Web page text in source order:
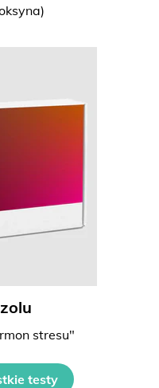
stresu"
testy